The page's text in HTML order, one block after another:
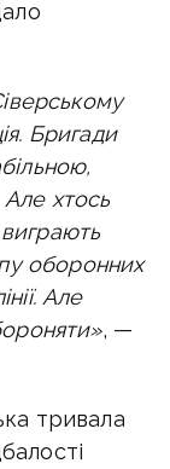
Бригади
хтось
оборонних
Але
, —
тривала